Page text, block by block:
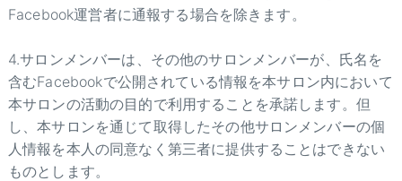
Facebook運営者に通報する場合を除きます。
4.サロンメンバーは、その他のサロンメンバーが、氏名を
含むFacebookで公開されている情報を本サロン内において
本サロンの活動の目的で利用することを承諾します。但
し、本サロンを通じて取得したその他サロンメンバーの個
人情報を本人の同意なく第三者に提供することはできない
ものとします。